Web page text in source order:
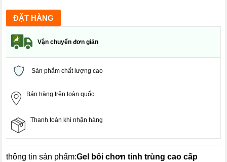
Vận chuyển đơn giản
Sản phẩm chất lượng cao
Bán hàng trên toàn quốc
Thanh toán khi nhận hàng
thông tin sản phẩm:Gel bôi chơn tinh trùng cao cấp